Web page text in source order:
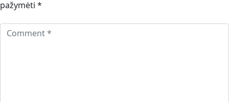
pažymėti *